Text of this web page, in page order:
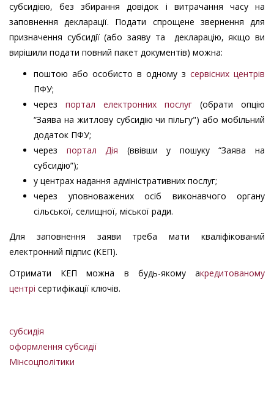
субсидією, без збирання довідок і витрачання часу на
заповнення декларації. Подати спрощене звернення для
призначення субсидії (або заяву та декларацію, якщо ви
вирішили подати повний пакет документів) можна:
поштою або особисто в одному з сервісних центрів
ПФУ;
через портал електронних послуг (обрати опцію
“Заява на житлову субсидію чи пільгу") або мобільний
додаток ПФУ;
через портал Дія (ввівши у пошуку “Заява на
субсидію”);
у центрах надання адміністративних послуг;
через уповноважених осіб виконавчого органу
сільської, селищної, міської ради.
Для заповнення заяви треба мати кваліфікований
електронний підпис (КЕП).
Отримати КЕП можна в будь-якому акредитованому
центрі сертифікації ключів.
субсидія
оформлення субсидії
Мінсоцполітики